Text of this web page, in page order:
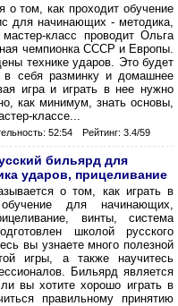
о том, как проходит обучение
для начинающих - методика,
класс проводит Ольга
чемпионка СССР и Европы.
технике ударов. Это будет
в себя разминку и домашнее
игра и играть в нее нужно
как минимум, знать основы,
классе...
52:54 Рейтинг: 3.4/59
бильярд для
ударов, прицеливание
о том, как играть в
для начинающих,
винты, система
школой русского
вы узнаете много полезной
игры, а также научитесь
Бильярд является
вы хотите хорошо играть в
правильному принятию